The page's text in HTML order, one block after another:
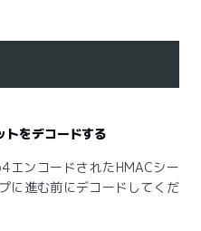
をデコードする
エンコードされたHMACシー
に進む前にデコードしてくだ